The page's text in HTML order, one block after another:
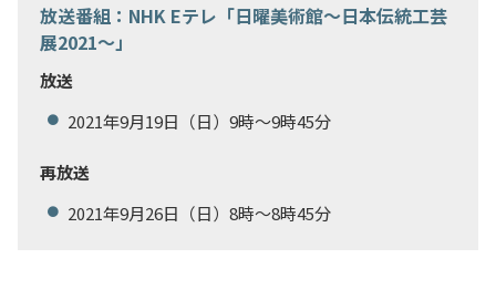
国際交流・留学
放送番組：NHK Eテレ「日曜美術館～日本伝統工芸
展2021～」
放送
2021年9月19日（日）9時～9時45分
再放送
2021年9月26日（日）8時～8時45分